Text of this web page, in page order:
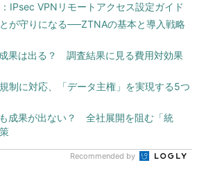
IPsec VPNリモートアクセス設定ガイド
とが守りになる──ZTNAの基本と導入戦略
果は出る？ 調査結果に見る費用対効果
制に対応、「データ主権」を実現する5つ
成果が出ない？ 全社展開を阻む「統
Recommended by